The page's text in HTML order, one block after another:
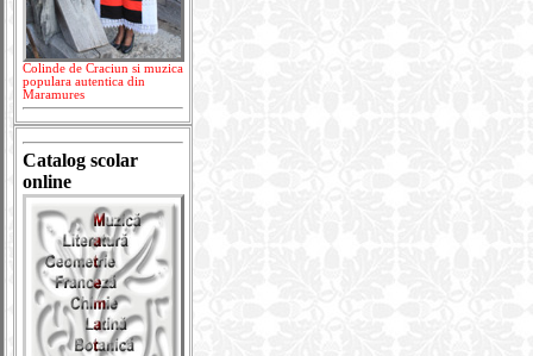
Colinde de Craciun si muzica
populara autentica din
Maramures
Catalog scolar
online